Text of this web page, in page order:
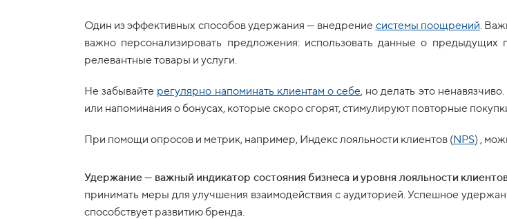
Один из эффективных способов удержания — внедрение системы поощрений.
важно персонализировать предложения: использовать данные о предыдущих
релевантные товары и услуги.
Не забывайте регулярно напоминать клиентам о себе, но делать это
или напоминания о бонусах, которые скоро сгорят, стимулируют повторные
При помощи опросов и метрик, например, Индекс лояльности клиентов (NPS) ,
Удержание — важный индикатор состояния бизнеса и уровня лояльности
принимать меры для улучшения взаимодействия с аудиторией. Успешное
способствует развитию бренда.